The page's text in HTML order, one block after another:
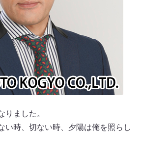
りました。
い時、切ない時、夕陽は俺を照らし